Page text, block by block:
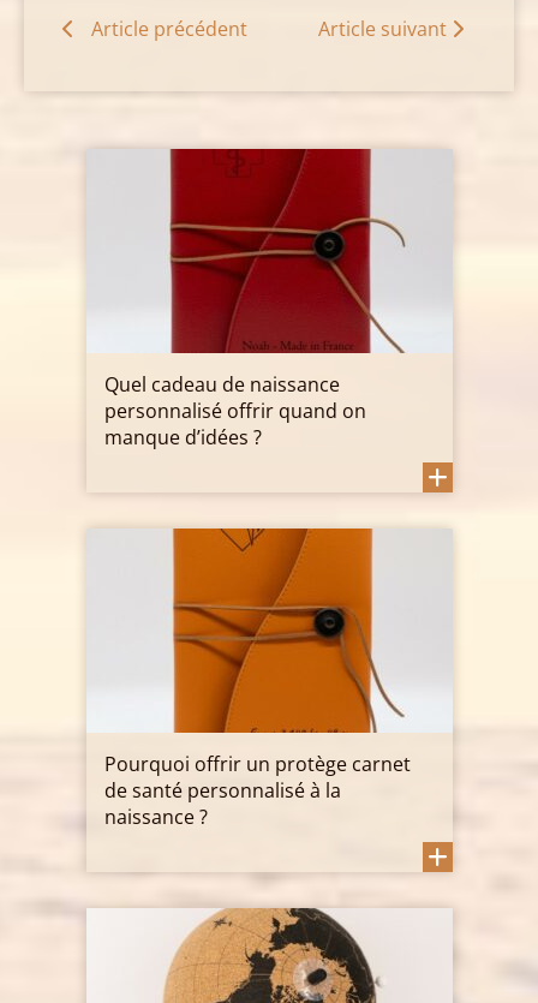
Article précédent Article suivant
Quel cadeau de naissance
personnalisé offrir quand on
manque d’idées ?
Pourquoi offrir un protège carnet
de santé personnalisé à la
naissance ?